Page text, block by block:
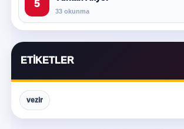
5
33 okunma
ETIKETLER
vezir